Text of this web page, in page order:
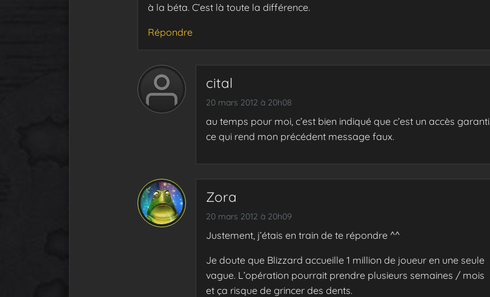
à la béta. C’est là toute la différence.
Répondre
cital
20 mars 2012 à 20h08
au temps pour moi, c’est bien indiqué que c’est un accès garanti,
ce qui rend mon précédent message faux.
Zora
20 mars 2012 à 20h09
Justement, j’étais en train de te répondre ^^
Je doute que Blizzard accueille 1 million de joueur en une seule
vague. L’opération pourrait prendre plusieurs semaines / mois
et ça risque de grincer des dents.